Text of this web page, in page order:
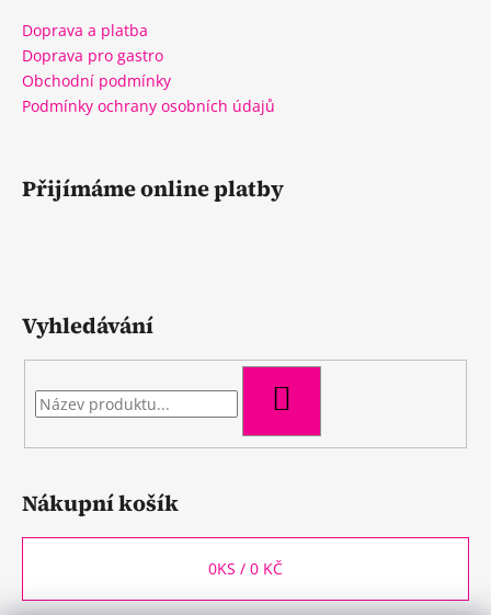
Doprava a platba
Doprava pro gastro
Obchodní podmínky
Podmínky ochrany osobních údajů
Přijímáme online platby
Vyhledávání
Nákupní košík
0KS / 0 KČ